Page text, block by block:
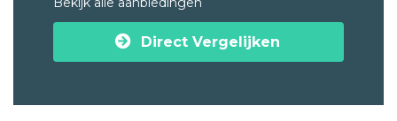
Direct Vergelijken